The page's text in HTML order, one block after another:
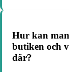
Hur kan
butiken och
där?